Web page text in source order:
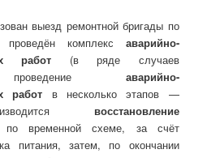
выезд ремонтной бригады по
комплекс аварийно-
работ (в ряде случаев
проведение аварийно-
работ в несколько этапов —
восстановление
по временной схеме, за счёт
питания, затем, по окончании